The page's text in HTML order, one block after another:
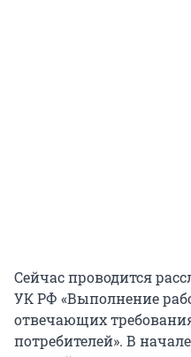
Сейчас проводится
УК РФ «Выполнение
отвечающих
потребителей». В